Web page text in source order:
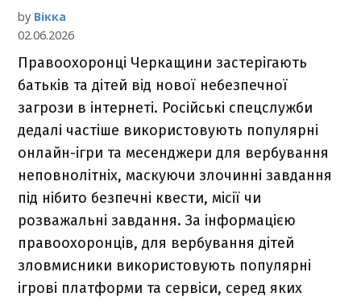
by Вікка
02.06.2026
Правоохоронці Черкащини застерігають
батьків та дітей від нової небезпечної
загрози в інтернеті. Російські спецслужби
дедалі частіше використовують популярні
онлайн-ігри та месенджери для вербування
неповнолітніх, маскуючи злочинні завдання
під нібито безпечні квести, місії чи
розважальні завдання. За інформацією
правоохоронців, для вербування дітей
зловмисники використовують популярні
ігрові платформи та сервіси, серед яких